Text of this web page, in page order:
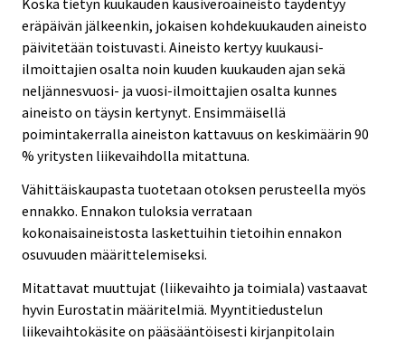
Koska tietyn kuukauden kausiveroaineisto täydentyy
eräpäivän jälkeenkin, jokaisen kohdekuukauden aineisto
päivitetään toistuvasti. Aineisto kertyy kuukausi-
ilmoittajien osalta noin kuuden kuukauden ajan sekä
neljännesvuosi- ja vuosi-ilmoittajien osalta kunnes
aineisto on täysin kertynyt. Ensimmäisellä
poimintakerralla aineiston kattavuus on keskimäärin 90
% yritysten liikevaihdolla mitattuna.
Vähittäiskaupasta tuotetaan otoksen perusteella myös
ennakko. Ennakon tuloksia verrataan
kokonaisaineistosta laskettuihin tietoihin ennakon
osuvuuden määrittelemiseksi.
Mitattavat muuttujat (liikevaihto ja toimiala) vastaavat
hyvin Eurostatin määritelmiä. Myyntitiedustelun
liikevaihtokäsite on pääsääntöisesti kirjanpitolain